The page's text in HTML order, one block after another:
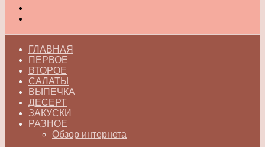
ГЛАВНАЯ
ПЕРВОЕ
ВТОРОЕ
САЛАТЫ
ВЫПЕЧКА
ДЕСЕРТ
ЗАКУСКИ
РАЗНОЕ
Обзор интернета